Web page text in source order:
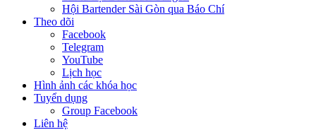
Hội Bartender Sài Gòn qua Báo Chí
Theo dõi
Facebook
Telegram
YouTube
Lịch học
Hình ảnh các khóa học
Tuyển dụng
Group Facebook
Liên hệ